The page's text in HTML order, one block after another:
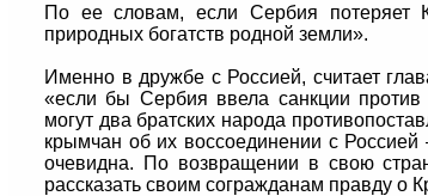
По ее словам, если Сербия потеряет
природных богатств родной земли».
Именно в дружбе с Россией, считает
«если бы Сербия ввела санкции
могут два братских народа
крымчан об их воссоединении с
очевидна. По возвращении в свою
рассказать своим согражданам правду о